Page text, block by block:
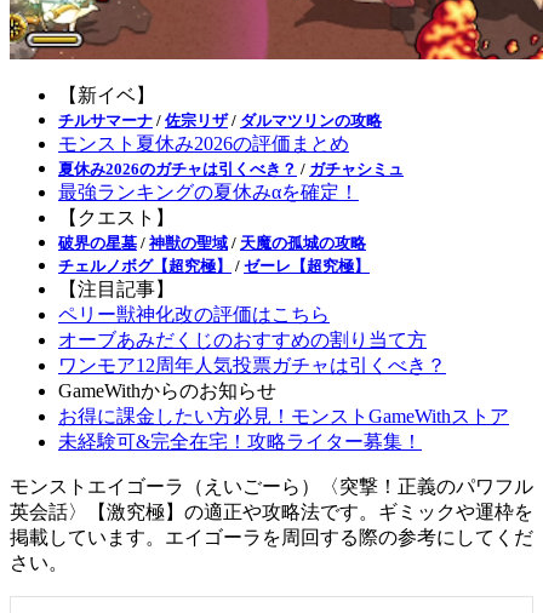
【新イベ】
チルサマーナ / 佐宗リザ/ ダルマツリンの攻略
モンスト夏休み2026の評価まとめ
夏休み2026のガチャは引くべき？ / ガチャシミュ
最強ランキングの夏休みαを確定！
【クエスト】
破界の星墓 / 神獣の聖域 / 天魔の孤城の攻略
チェルノボグ【超究極】
/ ゼーレ【超究極】
【注目記事】
ペリー獣神化改の評価はこちら
オーブあみだくじのおすすめの割り当て方
ワンモア12周年人気投票ガチャは引くべき？
GameWithからのお知らせ
お得に課金したい方必見！モンストGameWithストア
未経験可&完全在宅！攻略ライター募集！
モンストエイゴーラ（えいごーら）〈突撃！正義のパワフル
英会話〉【激究極】の適正や攻略法です。ギミックや運枠を
掲載しています。エイゴーラを周回する際の参考にしてくだ
さい。